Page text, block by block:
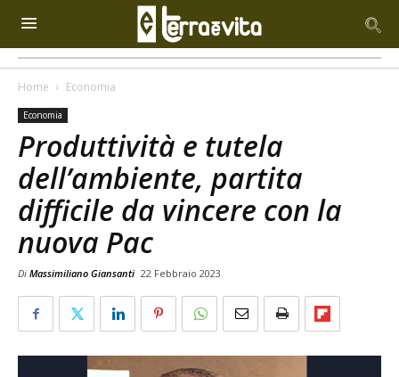
Home Economia
Economia
Produttività e tutela
dell’ambiente, partita
difficile da vincere con la
nuova Pac
Di Massimiliano Giansanti 22 Febbraio 2023